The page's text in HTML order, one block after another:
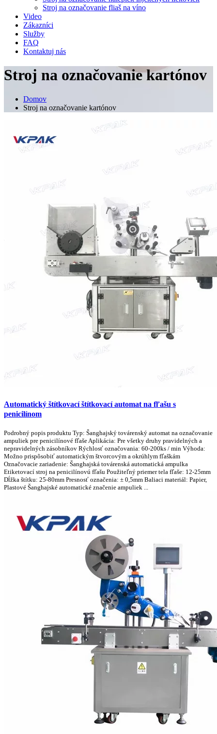
Stroj na označovanie fliaš na víno
Video
Zákazníci
Služby
FAQ
Kontaktuj nás
Stroj na označovanie kartónov
Domov
Stroj na označovanie kartónov
Automatický štítkovací štítkovací automat na fľašu s
penicilínom
Podrobný popis produktu Typ: Šanghajský továrenský automat na označovanie
ampuliek pre penicilínové fľaše Aplikácia: Pre všetky druhy pravidelných a
nepravidelných zásobníkov Rýchlosť označovania: 60-200ks / min Výhoda:
Možno prispôsobiť automatickým štvorcovým a okrúhlym fľaškám
Označovacie zariadenie: Šanghajská továrenská automatická ampulka
Etiketovací stroj na penicilínovú fľašu Použiteľný priemer tela fľaše: 12-25mm
Dĺžka štítku: 25-80mm Presnosť označenia: ± 0,5mm Baliaci materiál: Papier,
Plastové Šanghajské automatické značenie ampuliek ...